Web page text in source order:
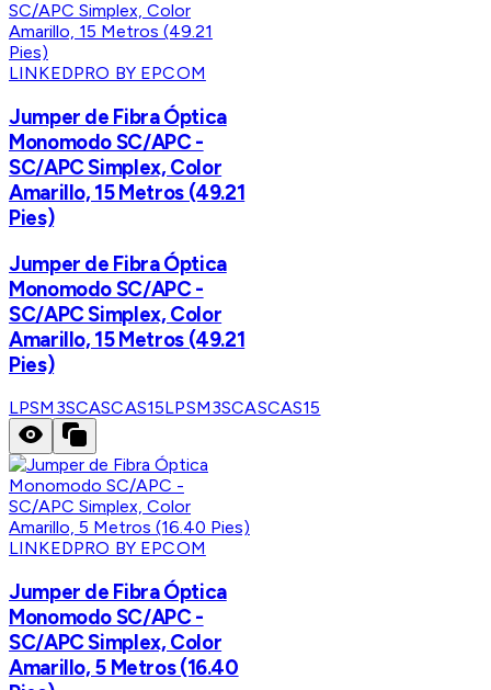
LINKEDPRO BY EPCOM
Jumper de Fibra Óptica
Monomodo SC/APC -
SC/APC Simplex, Color
Amarillo, 15 Metros (49.21
Pies)
Jumper de Fibra Óptica
Monomodo SC/APC -
SC/APC Simplex, Color
Amarillo, 15 Metros (49.21
Pies)
LPSM3SCASCAS15LPSM3SCASCAS15
LINKEDPRO BY EPCOM
Jumper de Fibra Óptica
Monomodo SC/APC -
SC/APC Simplex, Color
Amarillo, 5 Metros (16.40